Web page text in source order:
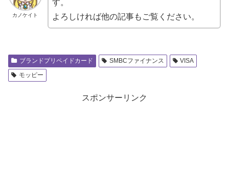
カノケイト
す。
よろしければ他の記事もご覧ください。
ブランドプリペイドカード SMBCファイナンス
VISA
モッピー
スポンサーリンク